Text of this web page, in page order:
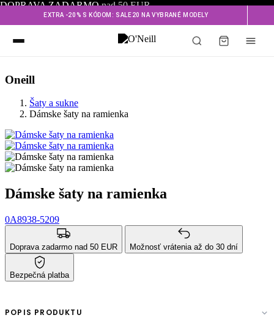
DOPRAVA ZADARMOnad 50 EUR
EXTRA -20% S KÓDOM: SALE20 NA VYBRANÉ MODELY
Oneill
Šaty a sukne
Dámske šaty na ramienka
Dámske šaty na ramienka
0A8938-5209
Doprava zadarmo nad 50 EUR Možnosť vrátenia až do 30 dní
Bezpečná platba
POPIS PRODUKTU